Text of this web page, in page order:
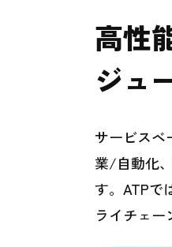
高性
ジュ
サービスベ
業/自動化
す。ATPで
ライチェー